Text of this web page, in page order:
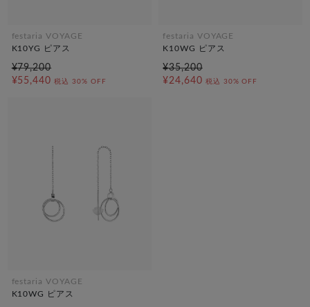
festaria VOYAGE
K10YG ピアス
¥79,200
¥55,440 税込 30% OFF
festaria VOYAGE
K10WG ピアス
¥35,200
¥24,640 税込 30% OFF
festaria VOYAGE
K10WG ピアス